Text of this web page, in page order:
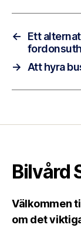
←
Ett
→ Att hyra
Bilvård
Välkommen
om det